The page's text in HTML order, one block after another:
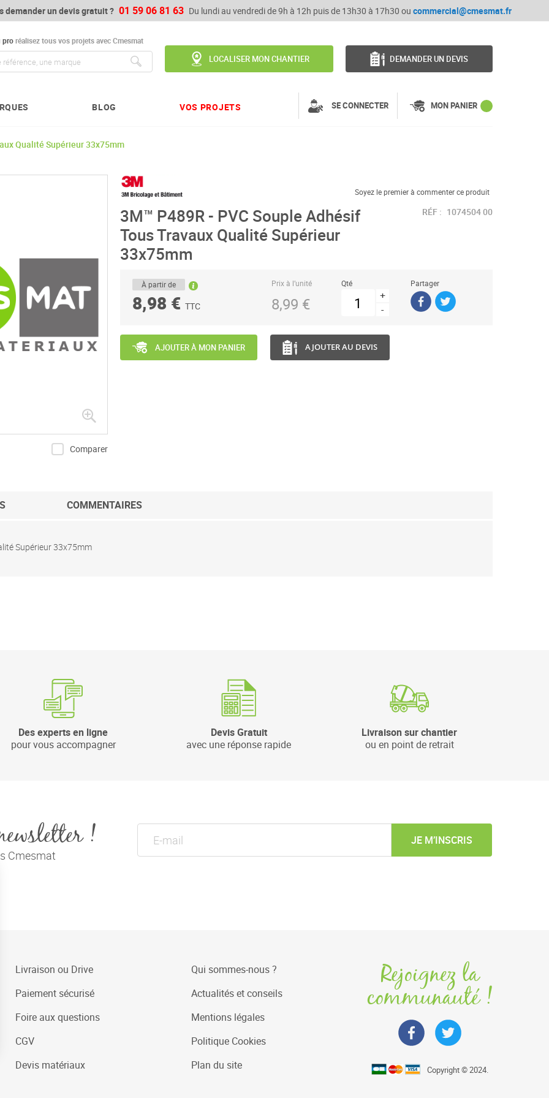
demander un devis gratuit ? 01 59 06 81 63 Du lundi au vendredi de 9h à 12h puis de 13h30 à 17h30 ou commercial@cmesmat.fr
proréalisez tous vos projets avec Cmesmat
LOCALISER MON CHANTIER DEMANDER UN DEVIS
BLOG VOS PROJETS SE CONNECTER MON PANIER
Qualité Supérieur 33x75mm
Comparer
Soyez le premier à commenter ce produit
3M™ P489R - PVC Souple Adhésif
Tous Travaux Qualité Supérieur
33x75mm
RÉF : 1074504 00
À partir de
8,98 € TTC
Prix à l’unité
8,99 €
Qté
+
-
Partager
AJOUTER À MON PANIER AJOUTER AU DEVIS
Supérieur 33x75mm
COMMENTAIRES
Des experts en ligne
pour vous accompagner
Devis Gratuit
avec une réponse rapide
Livraison sur chantier
ou en point de retrait
!
Cmesmat
JE M’INSCRIS
Livraison ou Drive
Paiement sécurisé
Foire aux questions
CGV
Devis matériaux
Qui sommes-nous ?
Actualités et conseils
Mentions légales
Politique Cookies
Plan du site
Rejoignez la
communauté !
Copyright © 2024.